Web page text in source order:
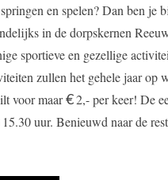
en spelen? Dan ben je
in de dorpskernen
sportieve en gezellige
zullen het gehele jaar op
voor maar€2,- per keer! De
uur. Benieuwd naar de